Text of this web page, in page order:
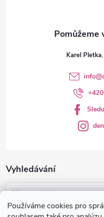
Používáme cookies pro
Vyhledávání
Karel Pletka
info@